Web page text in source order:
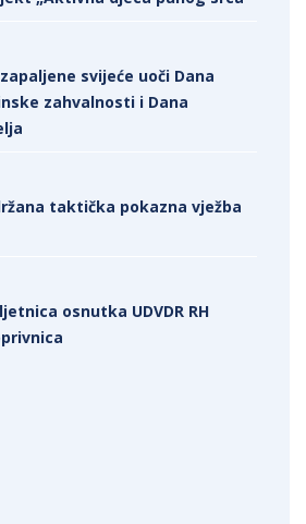
svijeće uoči Dana
zahvalnosti i Dana
taktička pokazna vježba
osnutka UDVDR RH